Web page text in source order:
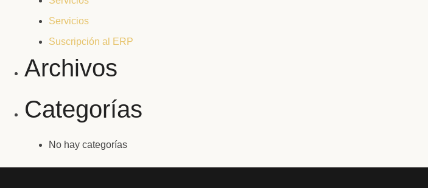
Servicios
Suscripción al ERP
Archivos
Categorías
No hay categorías